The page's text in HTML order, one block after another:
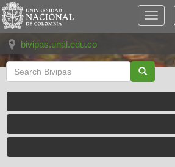
Skip
navigation
bivipas.unal.edu.co